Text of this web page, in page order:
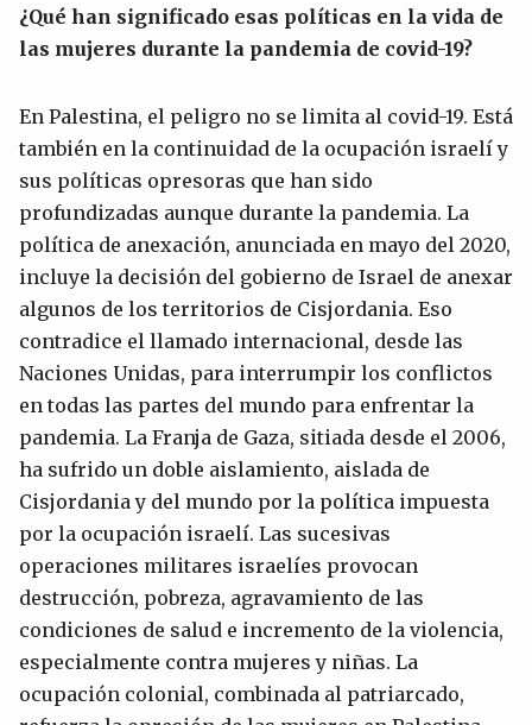
¿Qué han significado esas políticas en la vida de
las mujeres durante la pandemia de covid-19?
En Palestina, el peligro no se limita al covid-19. Está
también en la continuidad de la ocupación israelí y
sus políticas opresoras que han sido
profundizadas aunque durante la pandemia. La
política de anexación, anunciada en mayo del 2020,
incluye la decisión del gobierno de Israel de anexar
algunos de los territorios de Cisjordania. Eso
contradice el llamado internacional, desde las
Naciones Unidas, para interrumpir los conflictos
en todas las partes del mundo para enfrentar la
pandemia. La Franja de Gaza, sitiada desde el 2006,
ha sufrido un doble aislamiento, aislada de
Cisjordania y del mundo por la política impuesta
por la ocupación israelí. Las sucesivas
operaciones militares israelíes provocan
destrucción, pobreza, agravamiento de las
condiciones de salud e incremento de la violencia,
especialmente contra mujeres y niñas. La
ocupación colonial, combinada al patriarcado,